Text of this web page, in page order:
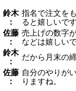
鈴木
：
指名で注文を
ると嬉しいです
佐藤
：
売上げの数字
などは嬉しいで
鈴木
：
だから月末の
佐藤
：
自分のやりが
りますね。